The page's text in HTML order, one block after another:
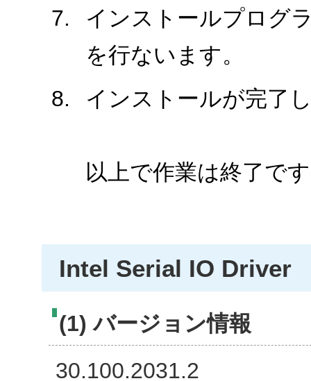
インストールプログ
を行ないます。
インストールが完了
以上で作業は終了で
Intel Serial IO Driver
(1) バージョン情報
30.100.2031.2